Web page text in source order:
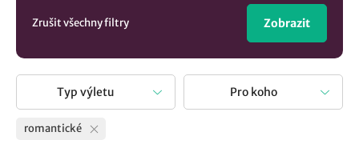
Zrušit všechny filtry Zobrazit
Typ výletu Pro koho
romantické